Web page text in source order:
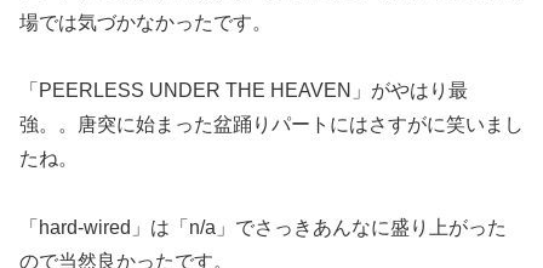
場では気づかなかったです。
「PEERLESS UNDER THE HEAVEN」がやはり最
強。。唐突に始まった盆踊りパートにはさすがに笑いまし
たね。
「hard-wired」は「n/a」でさっきあんなに盛り上がった
ので当然良かったです。